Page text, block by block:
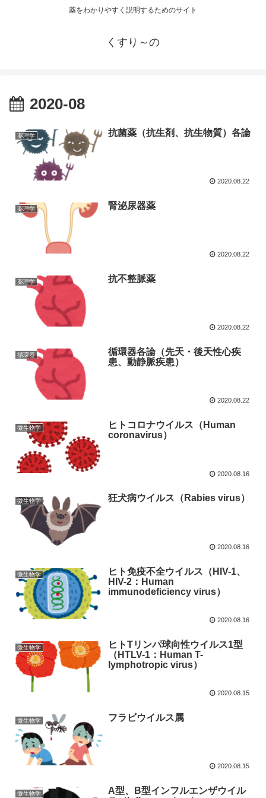
薬をわかりやすく説明するためのサイト
くすり～の
2020-08
薬理学 抗菌薬（抗生剤、抗生物質）各論
2020.08.22
薬理学 腎泌尿器薬
2020.08.22
薬理学 抗不整脈薬
2020.08.22
循環器
循環器各論（先天・後天性心疾
患、動静脈疾患）
2020.08.22
微生物学
ヒトコロナウイルス（Human
coronavirus）
2020.08.16
微生物学 狂犬病ウイルス（Rabies virus）
2020.08.16
微生物学
ヒト免疫不全ウイルス（HIV-1、
HIV-2：Human
immunodeficiency virus）
2020.08.16
微生物学
ヒトTリンパ球向性ウイルス1型
（HTLV-1：Human T-
lymphotropic virus）
2020.08.15
微生物学 フラビウイルス属
2020.08.15
微生物学
A型、B型インフルエンザウイル